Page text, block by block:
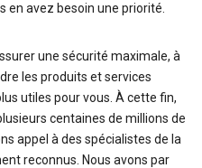
en avez besoin une priorité.
une sécurité maximale, à
les produits et services
utiles pour vous. À cette fin,
centaines de millions de
appel à des spécialistes de la
reconnus. Nous avons par